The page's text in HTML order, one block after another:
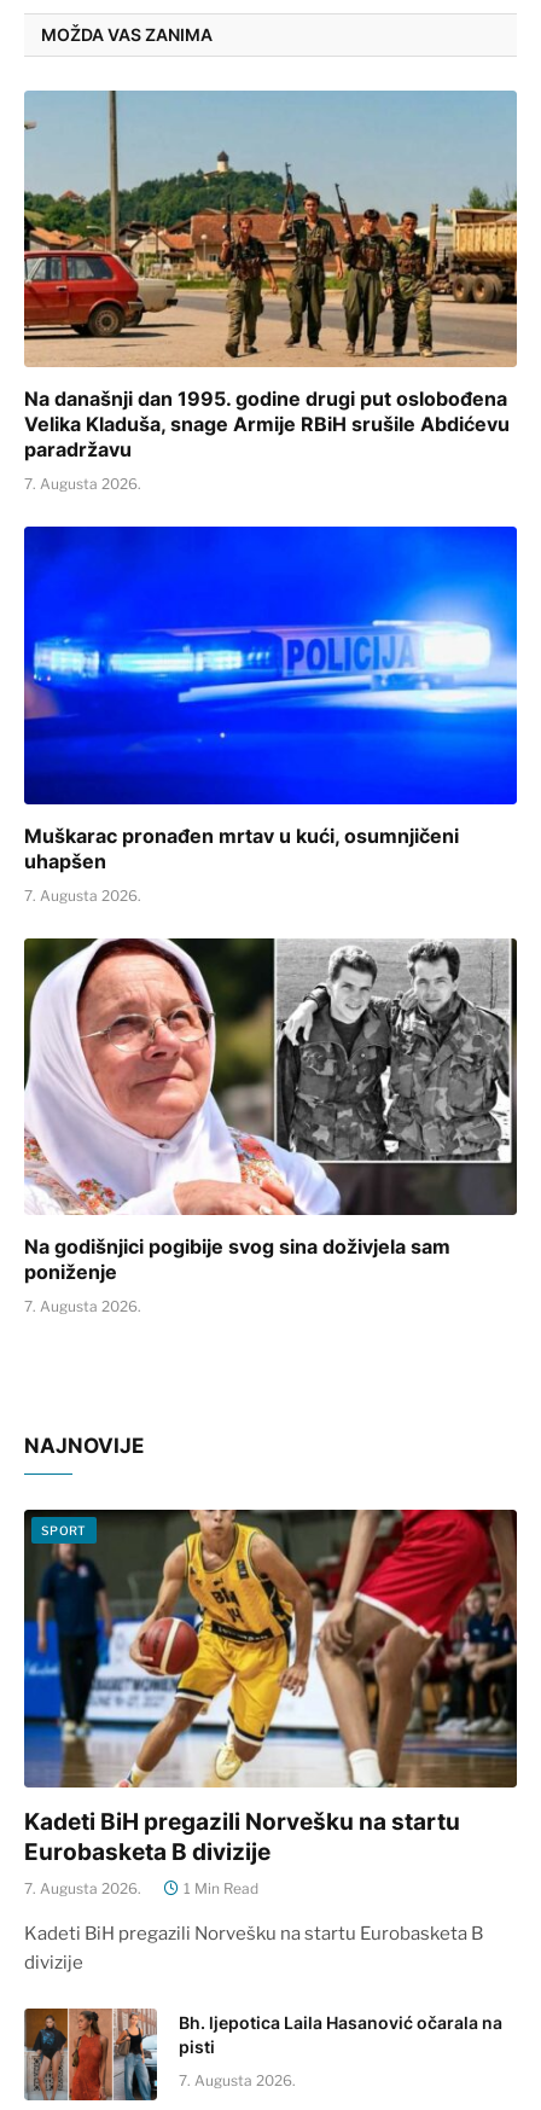
MOŽDA VAS ZANIMA
Na današnji dan 1995. godine drugi put oslobođena
Velika Kladuša, snage Armije RBiH srušile Abdićevu
paradržavu
7. Augusta 2026.
Muškarac pronađen mrtav u kući, osumnjičeni
uhapšen
7. Augusta 2026.
Na godišnjici pogibije svog sina doživjela sam
poniženje
7. Augusta 2026.
NAJNOVIJE
SPORT
Kadeti BiH pregazili Norvešku na startu
Eurobasketa B divizije
7. Augusta 2026. 1 Min Read
Kadeti BiH pregazili Norvešku na startu Eurobasketa B
divizije
Bh. ljepotica Laila Hasanović očarala na
pisti
7. Augusta 2026.